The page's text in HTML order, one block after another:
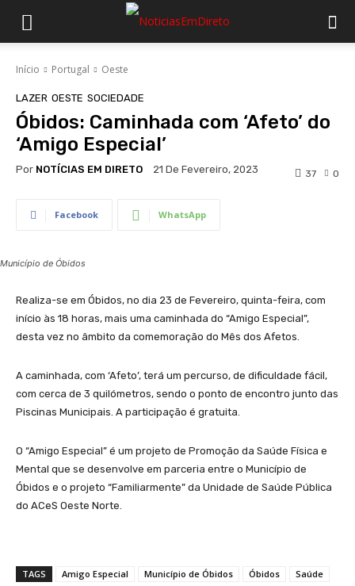
Início Portugal Oeste
LAZER OESTE SOCIEDADE
Óbidos: Caminhada com ‘Afeto’ do
‘Amigo Especial’
Por NOTÍCIAS EM DIRETO 21 De Fevereiro, 2023 0
37
Facebook WhatsApp
Município de Óbidos
Realiza-se em Óbidos, no dia 23 de Fevereiro, quinta-feira, com
início às 18 horas, mais uma caminhada do “Amigo Especial”,
desta vez no âmbito da comemoração do Mês dos Afetos.
A caminhada, com ‘Afeto’, terá um percurso, de dificuldade fácil,
com cerca de 3 quilómetros, sendo o ponto de encontro junto das
Piscinas Municipais. A participação é gratuita.
O “Amigo Especial” é um projeto de Promoção da Saúde Física e
Mental que se desenvolve em parceria entre o Município de
Óbidos e o projeto “Familiarmente” da Unidade de Saúde Pública
do ACeS Oeste Norte.
TAGS Amigo Especial Município de Óbidos Óbidos Saúde